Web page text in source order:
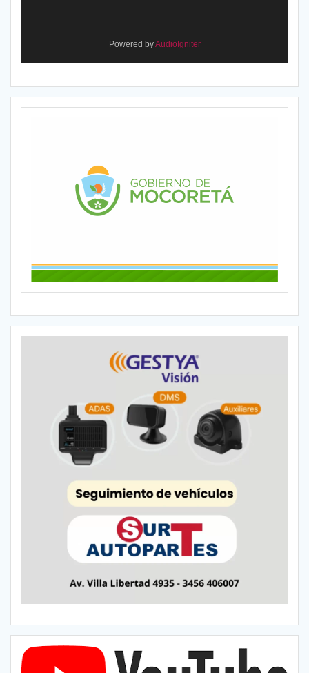
Powered byAudioIgniter